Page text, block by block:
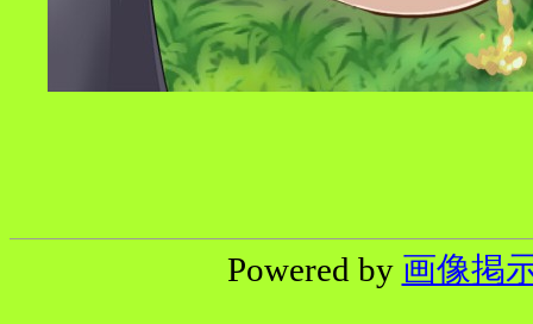
Powered by 画像掲